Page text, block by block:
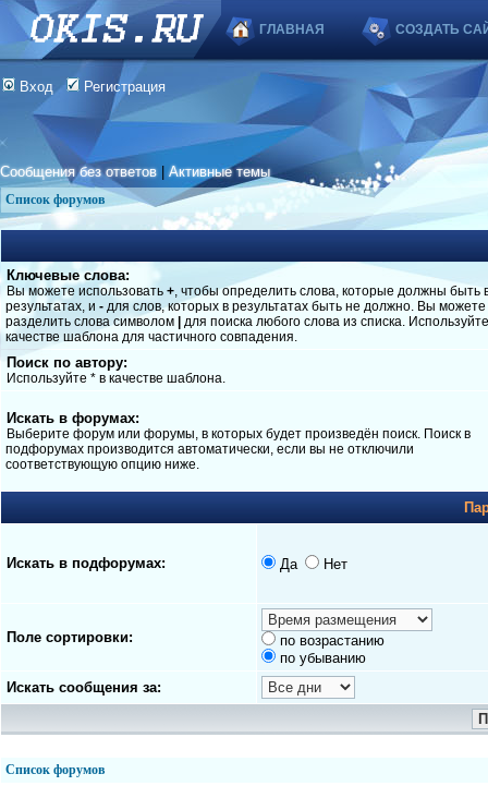
ГЛАВНАЯ СОЗДАТЬ
Вход Регистрация
Сообщения без ответов |Активные темы
Список форумов
Ключевые слова:
Вы можете использовать +, чтобы определить слова, которые должны быть
результатах, и - для слов, которых в результатах быть не должно. Вы можете
разделить слова символом
для поиска любого слова из списка.
качестве шаблона для частичного совпадения.
Поиск по автору:
Используйте * в качестве шаблона.
Искать в форумах:
Выберите форум или форумы, в которых будет произведён поиск. Поиск в
подфорумах производится автоматически, если вы не отключили
соответствующую опцию ниже.
Искать в подфорумах: Да Нет
Поле сортировки:
по возрастанию
по убыванию
Искать сообщения за:
Список форумов